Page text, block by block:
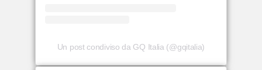
Un post condiviso da GQ Italia (@gqitalia)